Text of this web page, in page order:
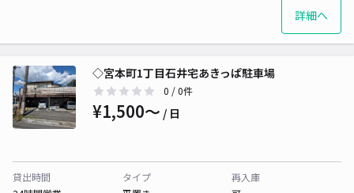
詳細へ
◇宮本町1丁目石井宅あきっぱ駐車場
0 / 0件
¥1,500〜 / 日
貸出時間
タイプ
再入庫